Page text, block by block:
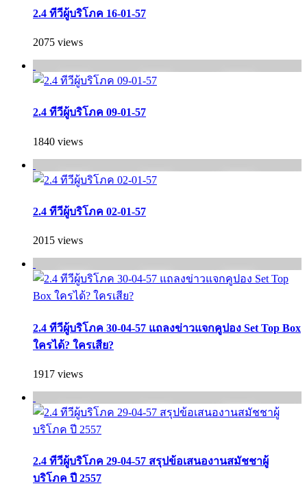
2.4 ทีวีผู้บริโภค 16-01-57
2075 views
2.4 ทีวีผู้บริโภค 09-01-57
1840 views
2.4 ทีวีผู้บริโภค 02-01-57
2015 views
2.4 ทีวีผู้บริโภค 30-04-57 แถลงข่าวแจกคูปอง Set Top Box
ใครได้? ใครเสีย?
1917 views
2.4 ทีวีผู้บริโภค 29-04-57 สรุปข้อเสนองานสมัชชาผู้
บริโภค ปี 2557